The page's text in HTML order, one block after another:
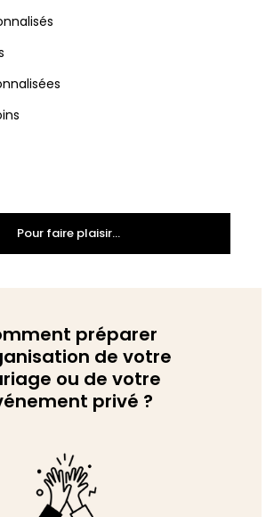
Pour faire plaisir...
préparer
de votre
ou de votre
privé ?